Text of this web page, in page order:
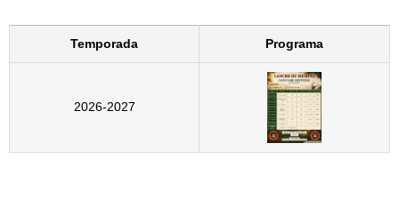
Temporada Programa
2026-2027